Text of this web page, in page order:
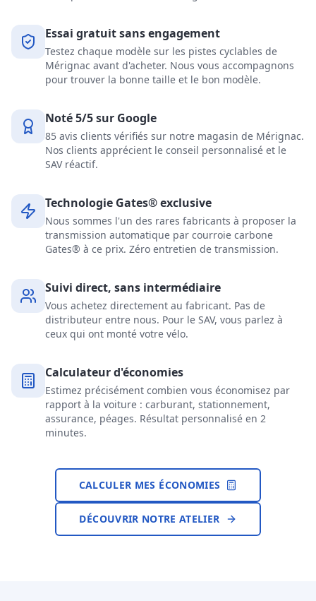
Essai gratuit sans engagement
Testez chaque modèle sur les pistes cyclables de
Mérignac avant d'acheter. Nous vous accompagnons
pour trouver la bonne taille et le bon modèle.
Noté 5/5 sur Google
85 avis clients vérifiés sur notre magasin de Mérignac.
Nos clients apprécient le conseil personnalisé et le
SAV réactif.
Technologie Gates® exclusive
Nous sommes l'un des rares fabricants à proposer la
transmission automatique par courroie carbone
Gates® à ce prix. Zéro entretien de transmission.
Suivi direct, sans intermédiaire
Vous achetez directement au fabricant. Pas de
distributeur entre nous. Pour le SAV, vous parlez à
ceux qui ont monté votre vélo.
Calculateur d'économies
Estimez précisément combien vous économisez par
rapport à la voiture : carburant, stationnement,
assurance, péages. Résultat personnalisé en 2
minutes.
CALCULER MES ÉCONOMIES
DÉCOUVRIR NOTRE ATELIER